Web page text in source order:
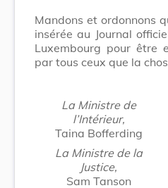
Mandons et ordonnons
insérée au Journal
Luxembourg pour être
par tous ceux que la
La Ministre de
l’Intérieur,
Taina Bofferding
La Ministre de la
Justice,
Sam Tanson